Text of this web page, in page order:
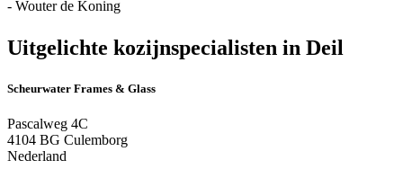
- Wouter de Koning
Uitgelichte kozijnspecialisten in Deil
Scheurwater Frames & Glass
Pascalweg 4C
4104 BG Culemborg
Nederland